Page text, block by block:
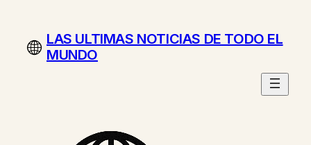
contenidoLAS ULTIMAS NOTICIAS DE TODO EL
MUNDO